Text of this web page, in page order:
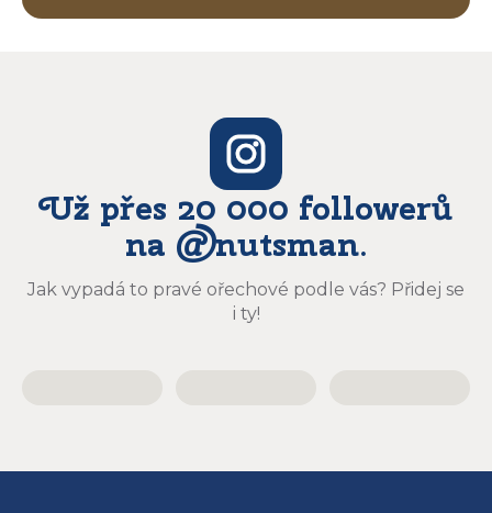
Už přes 20 000 followerů
na @nutsman.
Jak vypadá to pravé ořechové podle vás? Přidej se
i ty!